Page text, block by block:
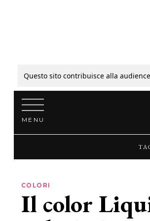
Questo sito contribuisce alla
Vai al contenuto
MENU
COLORI
Il color